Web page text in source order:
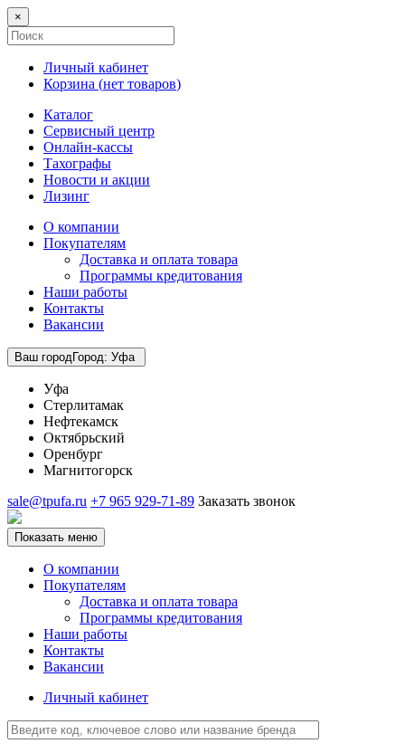
×
Личный кабинет
Корзина (нет товаров)
Каталог
Сервисный центр
Онлайн-кассы
Тахографы
Новости и акции
Лизинг
О компании
Покупателям
Доставка и оплата товара
Программы кредитования
Наши работы
Контакты
Вакансии
Ваш городГород: Уфа
Уфа
Стерлитамак
Нефтекамск
Октябрьский
Оренбург
Магнитогорск
sale@tpufa.ru +7 965 929-71-89 Заказать звонок
Показать меню
О компании
Покупателям
Доставка и оплата товара
Программы кредитования
Наши работы
Контакты
Вакансии
Личный кабинет